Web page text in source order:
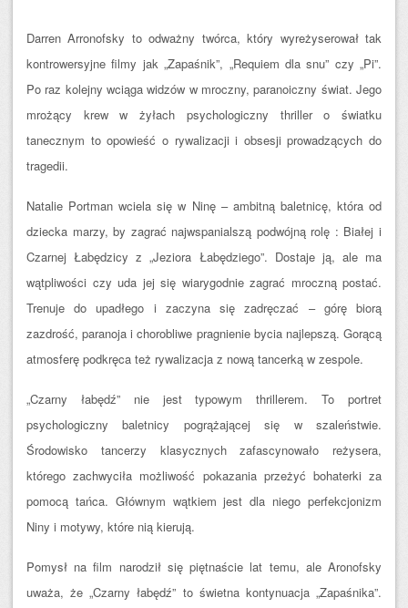
Darren Arronofsky to odważny twórca, który wyreżyserował tak
kontrowersyjne filmy jak „Zapaśnik”, „Requiem dla snu” czy „Pi”.
Po raz kolejny wciąga widzów w mroczny, paranoiczny świat. Jego
mrożący krew w żyłach psychologiczny thriller o światku
tanecznym to opowieść o rywalizacji i obsesji prowadzących do
tragedii.
Natalie Portman wciela się w Ninę – ambitną baletnicę, która od
dziecka marzy, by zagrać najwspanialszą podwójną rolę : Białej i
Czarnej Łabędzicy z „Jeziora Łabędziego”. Dostaje ją, ale ma
wątpliwości czy uda jej się wiarygodnie zagrać mroczną postać.
Trenuje do upadłego i zaczyna się zadręczać – górę biorą
zazdrość, paranoja i chorobliwe pragnienie bycia najlepszą. Gorącą
atmosferę podkręca też rywalizacja z nową tancerką w zespole.
„Czarny łabędź” nie jest typowym thrillerem. To portret
psychologiczny baletnicy pogrążającej się w szaleństwie.
Środowisko tancerzy klasycznych zafascynowało reżysera,
którego zachwyciła możliwość pokazania przeżyć bohaterki za
pomocą tańca. Głównym wątkiem jest dla niego perfekcjonizm
Niny i motywy, które nią kierują.
Pomysł na film narodził się piętnaście lat temu, ale Aronofsky
uważa, że „Czarny łabędź” to świetna kontynuacja „Zapaśnika”.